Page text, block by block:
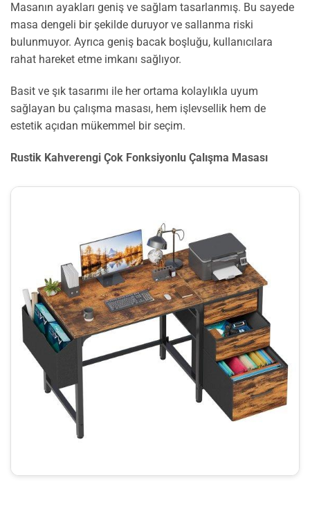
Masanın ayakları geniş ve sağlam tasarlanmış. Bu sayede
masa dengeli bir şekilde duruyor ve sallanma riski
bulunmuyor. Ayrıca geniş bacak boşluğu, kullanıcılara
rahat hareket etme imkanı sağlıyor.
Basit ve şık tasarımı ile her ortama kolaylıkla uyum
sağlayan bu çalışma masası, hem işlevsellik hem de
estetik açıdan mükemmel bir seçim.
Rustik Kahverengi Çok Fonksiyonlu Çalışma Masası